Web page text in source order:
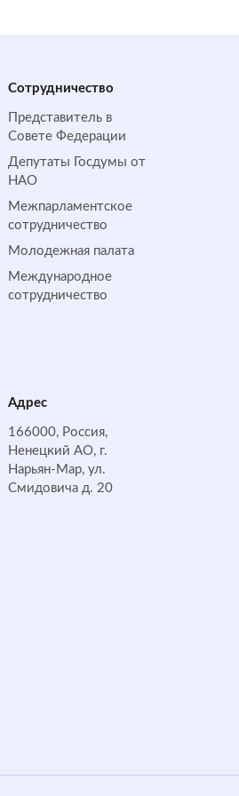
Сотрудничество
Представитель в
Совете Федерации
Депутаты Госдумы от
НАО
Межпарламентское
сотрудничество
Молодежная палата
Международное
сотрудничество
Адрес
166000, Россия,
Ненецкий АО, г.
Нарьян-Мар, ул.
Смидовича д. 20